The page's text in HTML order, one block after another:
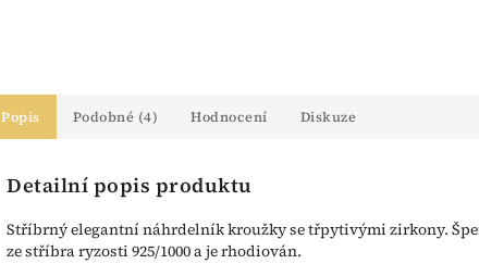
Popis Podobné (4) Hodnocení Diskuze
Detailní popis produktu
Stříbrný elegantní náhrdelník kroužky se třpytivými zirkony.
ze stříbra ryzosti 925/1000 a je rhodiován.